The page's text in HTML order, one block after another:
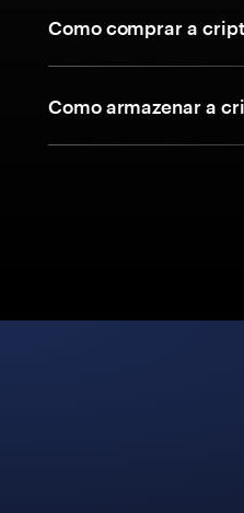
Como comprar a
Como armazenar a